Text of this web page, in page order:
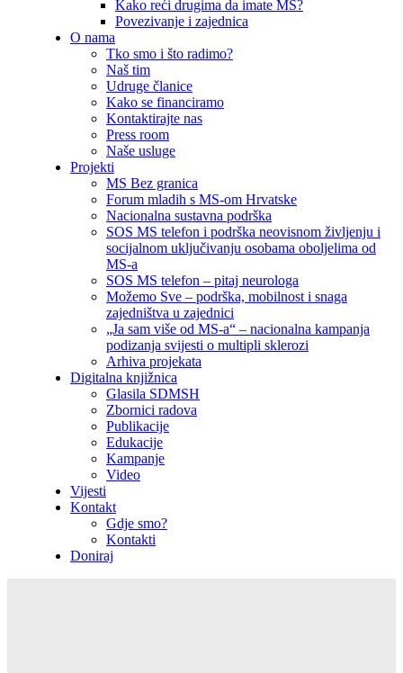
Kako reći drugima da imate MS?
Povezivanje i zajednica
O nama
Tko smo i što radimo?
Naš tim
Udruge članice
Kako se financiramo
Kontaktirajte nas
Press room
Naše usluge
Projekti
MS Bez granica
Forum mladih s MS-om Hrvatske
Nacionalna sustavna podrška
SOS MS telefon i podrška neovisnom življenju i
socijalnom uključivanju osobama oboljelima od
MS-a
SOS MS telefon – pitaj neurologa
Možemo Sve – podrška, mobilnost i snaga
zajedništva u zajednici
„Ja sam više od MS-a“ – nacionalna kampanja
podizanja svijesti o multipli sklerozi
Arhiva projekata
Digitalna knjižnica
Glasila SDMSH
Zbornici radova
Publikacije
Edukacije
Kampanje
Video
Vijesti
Kontakt
Gdje smo?
Kontakti
Doniraj